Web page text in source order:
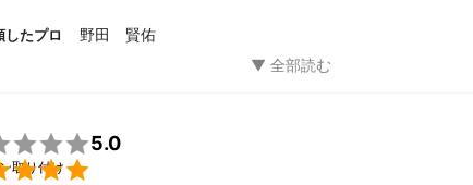
置する大変な作業でしたが、完璧な仕上がりだと思っています（外
ざいました、またエアコンを設置する際や電気工事は野田さんへ是
したプロ 野田 賢佑
5.0
取り付け